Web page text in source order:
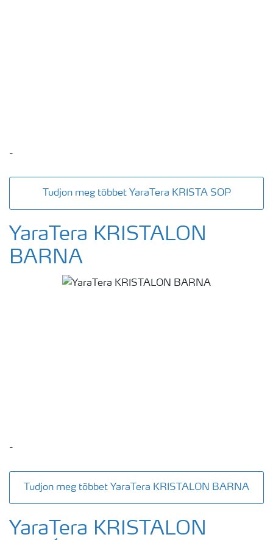
-
Tudjon meg többet YaraTera KRISTA SOP
YaraTera KRISTALON
BARNA
-
Tudjon meg többet YaraTera KRISTALON BARNA
YaraTera KRISTALON